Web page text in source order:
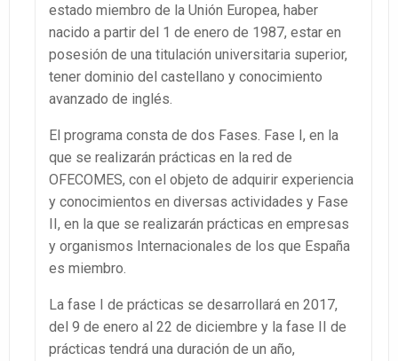
estado miembro de la Unión Europea, haber
nacido a partir del 1 de enero de 1987, estar en
posesión de una titulación universitaria superior,
tener dominio del castellano y conocimiento
avanzado de inglés.
El programa consta de dos Fases. Fase I, en la
que se realizarán prácticas en la red de
OFECOMES, con el objeto de adquirir experiencia
y conocimientos en diversas actividades y Fase
II, en la que se realizarán prácticas en empresas
y organismos Internacionales de los que España
es miembro.
La fase I de prácticas se desarrollará en 2017,
del 9 de enero al 22 de diciembre y la fase II de
prácticas tendrá una duración de un año,